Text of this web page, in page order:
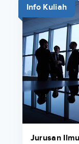
Info Kuliah
Jurusan